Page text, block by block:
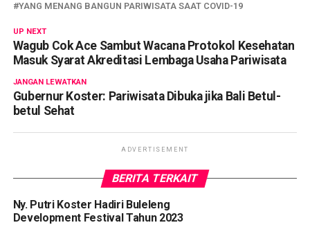
YANG MENANG BANGUN PARIWISATA SAAT COVID-19
UP NEXT
Wagub Cok Ace Sambut Wacana Protokol Kesehatan
Masuk Syarat Akreditasi Lembaga Usaha Pariwisata
JANGAN LEWATKAN
Gubernur Koster: Pariwisata Dibuka jika Bali Betul-
betul Sehat
ADVERTISEMENT
BERITA TERKAIT
Ny. Putri Koster Hadiri Buleleng
Development Festival Tahun 2023